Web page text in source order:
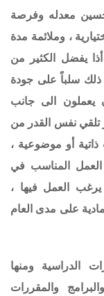
معدله وفرصة
، وملائمة مدة
الكثير من
سلباً على جودة
الى جانب
نفس القدر من
أو موضوعية ،
المناسب في
العمل فيها ،
على مدى العام
ومنها
والمقررات